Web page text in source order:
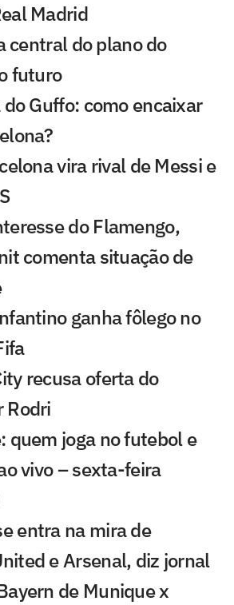
Madrid
central do plano do
futuro
Guffo: como encaixar
vira rival de Messi e
do Flamengo,
comenta situação de
ganha fôlego no
recusa oferta do
Rodri
quem joga no futebol e
vivo – sexta-feira
entra na mira de
e Arsenal, diz jornal
de Munique x